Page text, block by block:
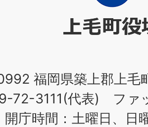
福岡県築上郡上毛
72-3111(代表) ファ
開庁時間：土曜日、日